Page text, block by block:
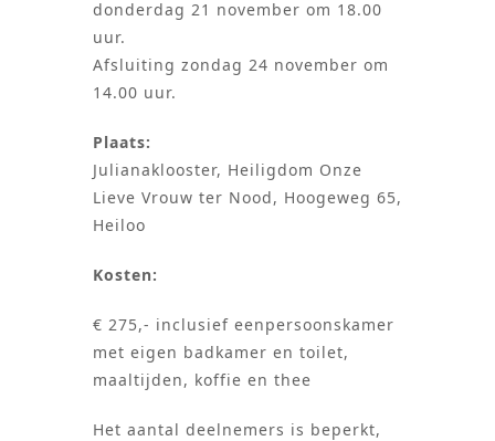
donderdag 21 november om 18.00
uur.
Afsluiting zondag 24 november om
14.00 uur.
Plaats:
Julianaklooster, Heiligdom Onze
Lieve Vrouw ter Nood, Hoogeweg 65,
Heiloo
Kosten:
€ 275,- inclusief eenpersoonskamer
met eigen badkamer en toilet,
maaltijden, koffie en thee
Het aantal deelnemers is beperkt,